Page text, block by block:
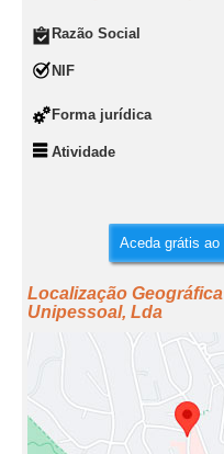
Razão Social
NIF
Forma jurídica
Atividade
Aceda grátis ao
Localização
Unipessoal, Lda